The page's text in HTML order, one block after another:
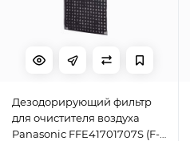
Дезодорирующий фильтр
для очистителя воздуха
Panasonic FFE41701707S (F-